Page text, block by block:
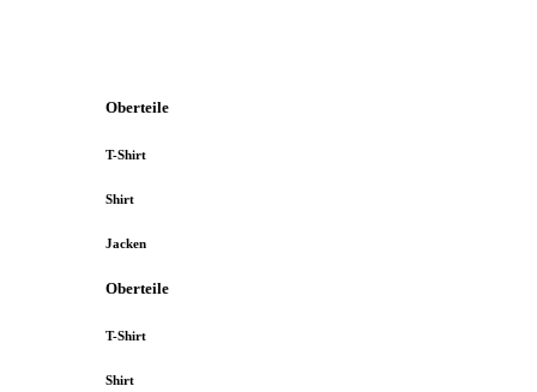
Oberteile
T-Shirt
Shirt
Jacken
Oberteile
T-Shirt
Shirt